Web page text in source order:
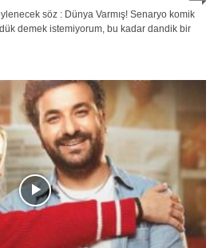
söz : Dünya Varmış! Senaryo komik
demek istemiyorum, bu kadar dandik bir